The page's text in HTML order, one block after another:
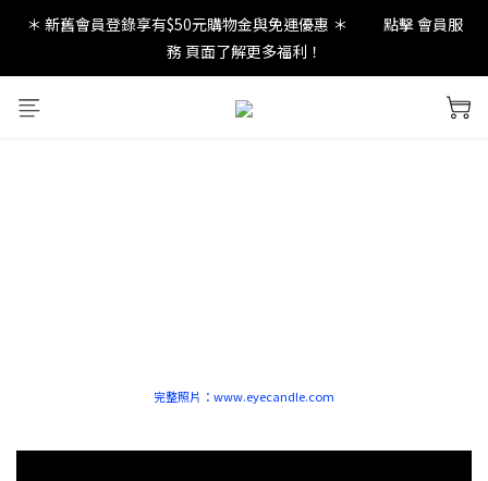
new in：火山岩擴香裝置
＊ 新舊會員登錄享有$50元購物金與免運優惠 ＊           點擊 會員服
務 頁面了解更多福利！
new in：火山岩擴香裝置
完整照片：www.eyecandle.com